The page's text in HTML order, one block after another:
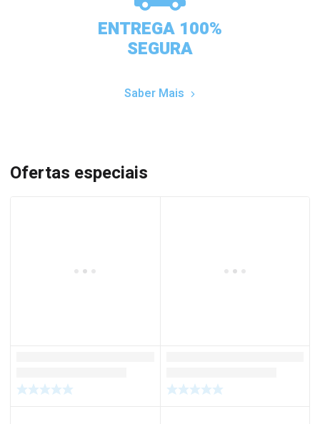
ENTREGA 100%
SEGURA
Saber Mais
Ofertas especiais